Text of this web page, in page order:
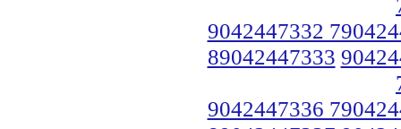
9042447332
89042447333
9042447336